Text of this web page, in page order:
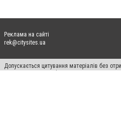
Реклама на сайті
rek@citysites.ua
Допускається цитування матеріалів без
пошукових систем гіперпосилання на